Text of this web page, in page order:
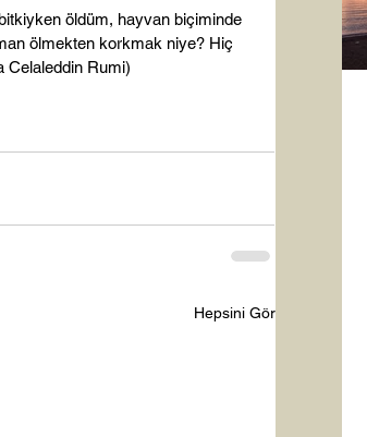
öldüm, hayvan biçiminde
ölmekten korkmak niye? Hiç
Celaleddin Rumi)
Hepsini Gör